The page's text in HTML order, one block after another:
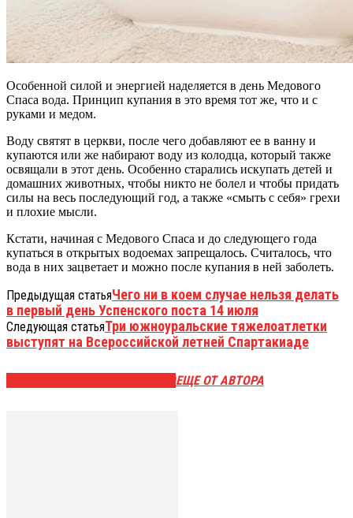
Особенной силой и энергией наделяется в день Медового
Спаса вода. Принцип купания в это время тот же, что и с
руками и медом.
Воду святят в церкви, после чего добавляют ее в ванну и
купаются или же набирают воду из колодца, который также
освящали в этот день. Особенно старались искупать детей и
домашних животных, чтобы никто не болел и чтобы придать
силы на весь последующий год, а также «смыть с себя» грехи
и плохие мысли.
Кстати, начиная с Медового Спаса и до следующего года
купаться в открытых водоемах запрещалось. Считалось, что
вода в них зацветает и можно после купания в ней заболеть.
Предыдущая статьяЧего ни в коем случае нельзя делать
в первый день Успенского поста 14 июля
Следующая статьяТри южноуральские тяжелоатлетки
выступят на Всероссийской летней Спартакиаде
ЕЩЕ ОТ АВТОРА